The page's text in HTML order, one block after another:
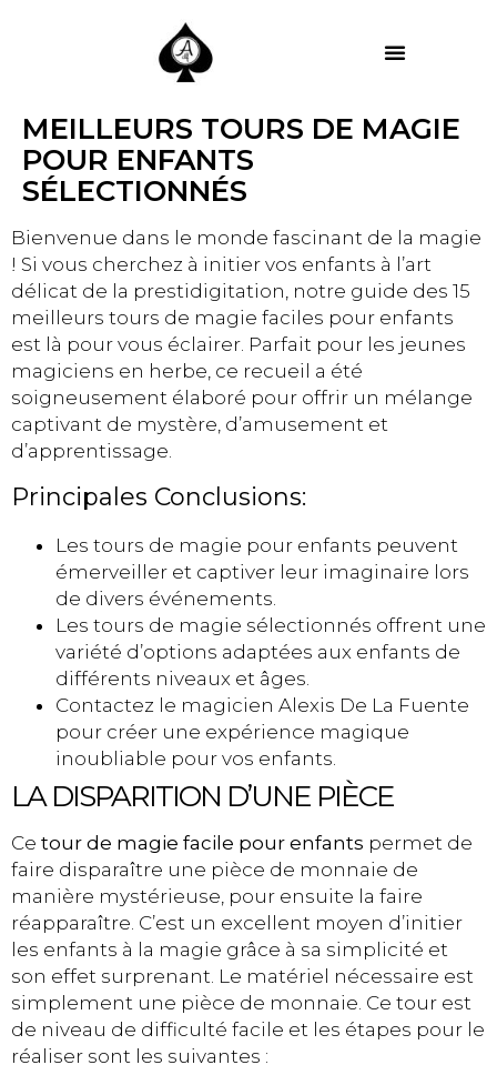
MEILLEURS TOURS DE MAGIE
POUR ENFANTS
SÉLECTIONNÉS
Bienvenue dans le monde fascinant de la magie
! Si vous cherchez à initier vos enfants à l’art
délicat de la prestidigitation, notre guide des 15
meilleurs tours de magie faciles pour enfants
est là pour vous éclairer. Parfait pour les jeunes
magiciens en herbe, ce recueil a été
soigneusement élaboré pour offrir un mélange
captivant de mystère, d’amusement et
d’apprentissage.
Principales Conclusions:
Les tours de magie pour enfants peuvent
émerveiller et captiver leur imaginaire lors
de divers événements.
Les tours de magie sélectionnés offrent une
variété d’options adaptées aux enfants de
différents niveaux et âges.
Contactez le magicien Alexis De La Fuente
pour créer une expérience magique
inoubliable pour vos enfants.
LA DISPARITION D’UNE PIÈCE
Ce tour de magie facile pour enfants permet de
faire disparaître une pièce de monnaie de
manière mystérieuse, pour ensuite la faire
réapparaître. C’est un excellent moyen d’initier
les enfants à la magie grâce à sa simplicité et
son effet surprenant. Le matériel nécessaire est
simplement une pièce de monnaie. Ce tour est
de niveau de difficulté facile et les étapes pour le
réaliser sont les suivantes :